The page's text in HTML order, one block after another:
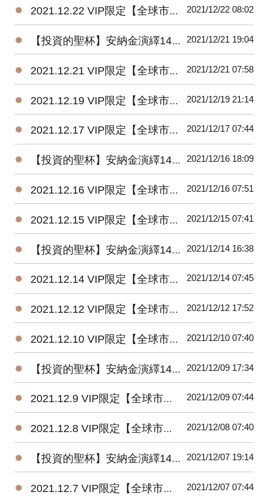
● 2021.12.22 VIP限定【全球市場焦點評論+投資組合策略】 2021/12/22 08:02
● 【投資的聖杯】安納金演繹14.123【指標股的動向及大盤未來走勢(續)】 2021/12/21 19:04
● 2021.12.21 VIP限定【全球市場焦點評論+投資組合策略】 2021/12/21 07:58
● 2021.12.19 VIP限定【全球市場焦點評論+投資組合策略】 2021/12/19 21:14
● 2021.12.17 VIP限定【全球市場焦點評論+投資組合策略】 2021/12/17 07:44
● 【投資的聖杯】安納金演繹14.122【指標股的動向及大盤未來走勢】 2021/12/16 18:09
● 2021.12.16 VIP限定【全球市場焦點評論+投資組合策略】 2021/12/16 07:51
● 2021.12.15 VIP限定【全球市場焦點評論+投資組合策略】 2021/12/15 07:41
● 【投資的聖杯】安納金演繹14.121【一萬八千點近關情怯(續)】 2021/12/14 16:38
● 2021.12.14 VIP限定【全球市場焦點評論+投資組合策略】 2021/12/14 07:45
● 2021.12.12 VIP限定【全球市場焦點評論+投資組合策略】 2021/12/12 17:52
● 2021.12.10 VIP限定【全球市場焦點評論+投資組合策略】 2021/12/10 07:40
● 【投資的聖杯】安納金演繹14.120【一萬八千點近關情怯】 2021/12/09 17:34
● 2021.12.9 VIP限定【全球市場焦點評論+投資組合策略】 2021/12/09 07:44
● 2021.12.8 VIP限定【全球市場焦點評論+投資組合策略】 2021/12/08 07:40
● 【投資的聖杯】安納金演繹14.119【今年底前預計的投資策略(續)】 2021/12/07 19:14
● 2021.12.7 VIP限定【全球市場焦點評論+投資組合策略】 2021/12/07 07:44